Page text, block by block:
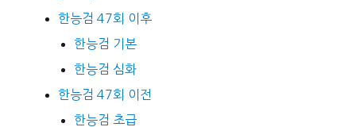
한능검 47회 이후
한능검 기본
한능검 심화
한능검 47회 이전
한능검 초급